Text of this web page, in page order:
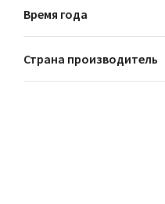
Время года
Страна производитель